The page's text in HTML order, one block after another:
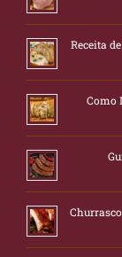
Receita
Como